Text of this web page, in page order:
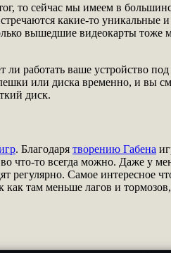
то сейчас мы имеем в
какие-то
вышедшие видеокарты тоже
ли работать ваше устройство
или диска временно, и вы
диск.
. Благодаря творению Габена
что-то всегда можно. Даже у
регулярно. Самое интересное
там меньше лагов и